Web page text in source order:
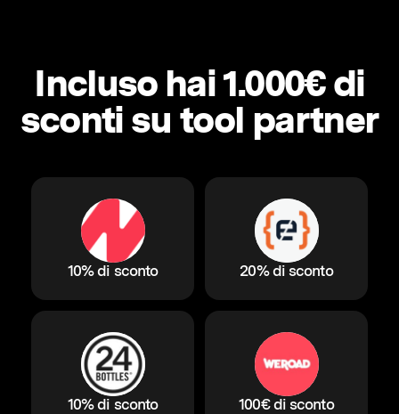
Incluso hai 1.000€ di
sconti su tool partner
10% di sconto 20% di sconto
10% di sconto 100€ di sconto